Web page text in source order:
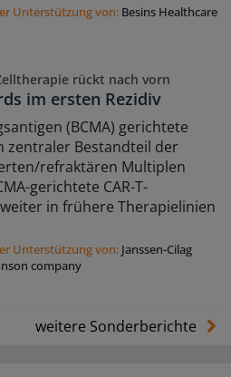
Unterstützung von: Besins Healthcare
rückt nach vorn
im ersten Rezidiv
(BCMA) gerichtete
zentraler Bestandteil der
refraktären Multiplen
gerichtete CAR-T-
in frühere Therapielinien
Unterstützung von: Janssen-Cilag
company
weitere Sonderberichte